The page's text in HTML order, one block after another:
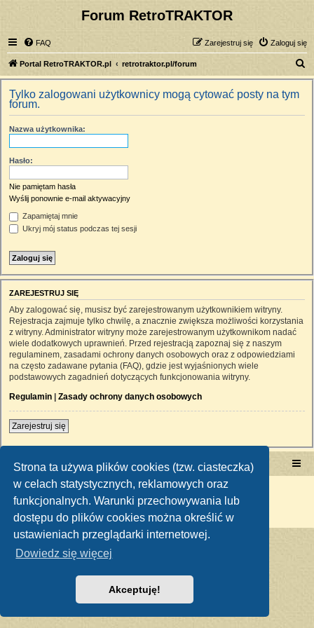
Strona ta używa plików cookies (tzw. ciasteczka)
w celach statystycznych, reklamowych oraz
funkcjonalnych. Warunki przechowywania lub
dostępu do plików cookies można określić w
ustawieniach przeglądarki internetowej.
Dowiedz się więcej
Akceptuję!
Forum RetroTRAKTOR
FAQ Zaloguj się
Zarejestruj się
Portal RetroTRAKTOR.pl retrotraktor.pl/forum
z
Tylko zalogowani użytkownicy mogą cytować posty na tym
forum.
Nazwa użytkownika:
Hasło:
Nie pamiętam hasła
Wyślij ponownie e-mail aktywacyjny
Zapamiętaj mnie
Ukryj mój status podczas tej sesji
ZAREJESTRUJ SIĘ
Aby zalogować się, musisz być zarejestrowanym użytkownikiem witryny.
Rejestracja zajmuje tylko chwilę, a znacznie zwiększa możliwości korzystania
z witryny. Administrator witryny może zarejestrowanym użytkownikom nadać
wiele dodatkowych uprawnień. Przed rejestracją zapoznaj się z naszym
regulaminem, zasadami ochrony danych osobowych oraz z odpowiedziami
na często zadawane pytania (FAQ), gdzie jest wyjaśnionych wiele
podstawowych zagadnień dotyczących funkcjonowania witryny.
Regulamin | Zasady ochrony danych osobowych
Zarejestruj się
Portal RetroTRAKTOR.pl retrotraktor.pl/forum
Technologię dostarczaphpBB® Forum Software © phpBB Limited
Polski pakiet językowy dostarczaphpBB.pl
Zasady ochrony danych osobowych|Regulamin